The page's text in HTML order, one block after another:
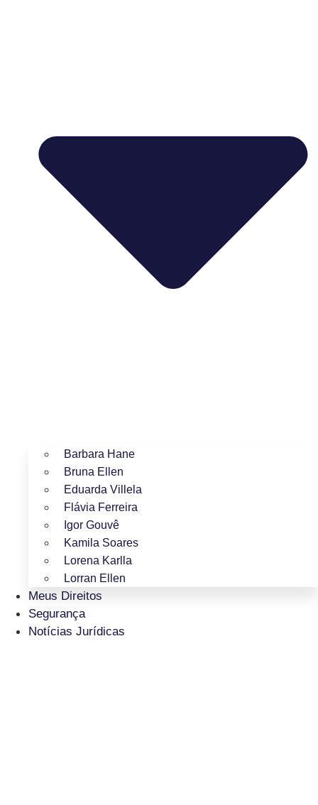
Barbara Hane
Bruna Ellen
Eduarda Villela
Flávia Ferreira
Igor Gouvê
Kamila Soares
Lorena Karlla
Lorran Ellen
Meus Direitos
Segurança
Notícias Jurídicas